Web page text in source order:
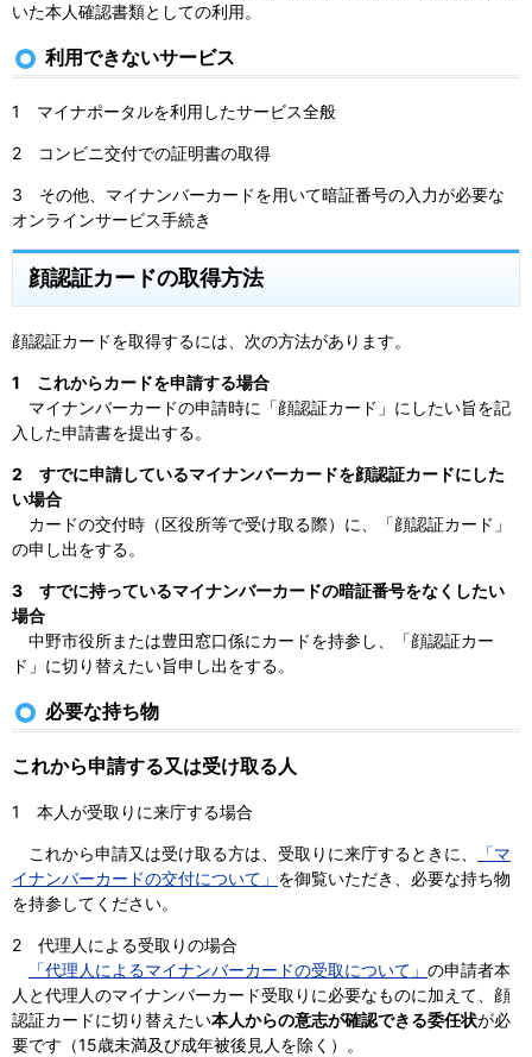
いた本人確認書類としての利用。
利用できないサービス
1 マイナポータルを利用したサービス全般
2 コンビニ交付での証明書の取得
3 その他、マイナンバーカードを用いて暗証番号の入力が必要な
オンラインサービス手続き
顔認証カードの取得方法
顔認証カードを取得するには、次の方法があります。
1 これからカードを申請する場合
マイナンバーカードの申請時に「顔認証カード」にしたい旨を記
入した申請書を提出する。
2 すでに申請しているマイナンバーカードを顔認証カードにした
い場合
カードの交付時（区役所等で受け取る際）に、「顔認証カード」
の申し出をする。
3 すでに持っているマイナンバーカードの暗証番号をなくしたい
場合
中野市役所または豊田窓口係にカードを持参し、「顔認証カー
ド」に切り替えたい旨申し出をする。
必要な持ち物
これから申請する又は受け取る人
1 本人が受取りに来庁する場合
これから申請又は受け取る方は、受取りに来庁するときに、
「マ
イナンバーカードの交付について」 を御覧いただき、必要な持ち物
を持参してください。
2 代理人による受取りの場合
「代理人によるマイナンバーカードの受取について」 の申請者本
人と代理人のマイナンバーカード受取りに必要なものに加えて、顔
認証カードに切り替えたい本人からの意志が確認できる委任状が必
要です（15歳未満及び成年被後見人を除く）。